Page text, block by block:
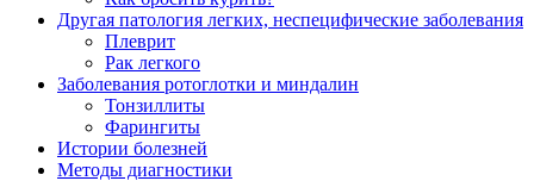
Другая патология легких, неспецифические заболевания
Плеврит
Рак легкого
Заболевания ротоглотки и миндалин
Тонзиллиты
Фарингиты
Истории болезней
Методы диагностики